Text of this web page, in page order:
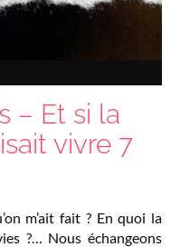
– Et si la
vivre 7
m’ait fait ? En quoi la
?… Nous échangeons